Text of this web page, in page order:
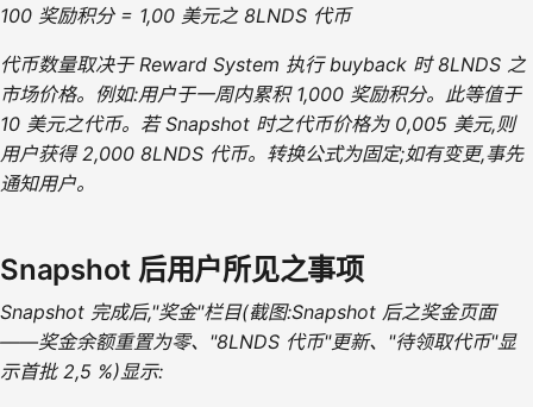
100 奖励积分 = 1,00 美元之 8LNDS 代币
代币数量取决于 Reward System 执行 buyback 时 8LNDS 之
市场价格。例如:用户于一周内累积 1,000 奖励积分。此等值于
10 美元之代币。若 Snapshot 时之代币价格为 0,005 美元,则
用户获得 2,000 8LNDS 代币。转换公式为固定;如有变更,事先
通知用户。
Snapshot 后用户所见之事项
Snapshot 完成后,"奖金"栏目(截图:Snapshot 后之奖金页面
——奖金余额重置为零、"8LNDS 代币"更新、"待领取代币"显
示首批 2,5 %)显示: